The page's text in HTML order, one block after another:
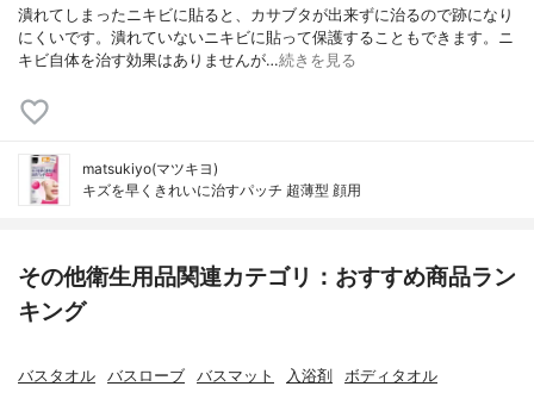
潰れてしまったニキビに貼ると、カサブタが出来ずに治るので跡になり
にくいです。潰れていないニキビに貼って保護することもできます。ニ
キビ自体を治す効果はありませんが…続きを見る
matsukiyo(マツキヨ)
キズを早くきれいに治すパッチ 超薄型 顔用
その他衛生用品関連カテゴリ：おすすめ商品ラン
キング
バスタオル バスローブ バスマット 入浴剤 ボディタオル